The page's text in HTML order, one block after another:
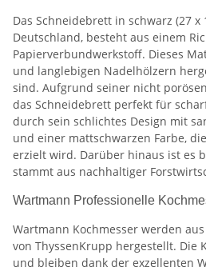
Das Schneidebrett in schwarz (27 x
Deutschland, besteht aus einem
Papierverbundwerkstoff. Dieses
und langlebigen Nadelhölzern
sind. Aufgrund seiner nicht
das Schneidebrett perfekt für
durch sein schlichtes Design mit
und einer mattschwarzen Farbe,
erzielt wird. Darüber hinaus ist es
stammt aus nachhaltiger
Wartmann Professionelle
Wartmann Kochmesser werden
von ThyssenKrupp hergestellt. Die
und bleiben dank der exzellenten